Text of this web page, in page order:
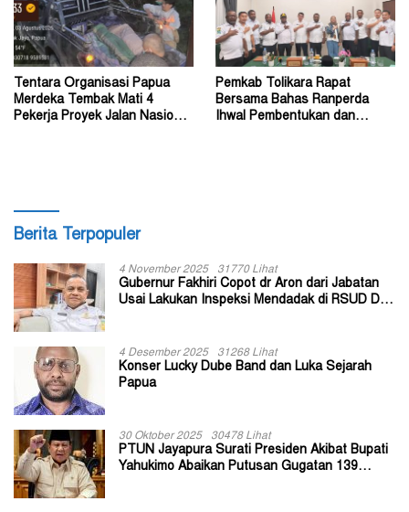
Tentara Organisasi Papua
Merdeka Tembak Mati 4
Pekerja Proyek Jalan Nasional
Pemkab Tolikara Rapat
Bersama Bahas Ranperda
Ihwal Pembentukan dan
Berita Terpopuler
4 November 2025 31770 Lihat
Gubernur Fakhiri Copot dr Aron dari Jabatan
Usai Lakukan Inspeksi Mendadak di RSUD Dok
4 Desember 2025 31268 Lihat
Konser Lucky Dube Band dan Luka Sejarah
Papua
30 Oktober 2025 30478 Lihat
PTUN Jayapura Surati Presiden Akibat Bupati
Yahukimo Abaikan Putusan Gugatan 139